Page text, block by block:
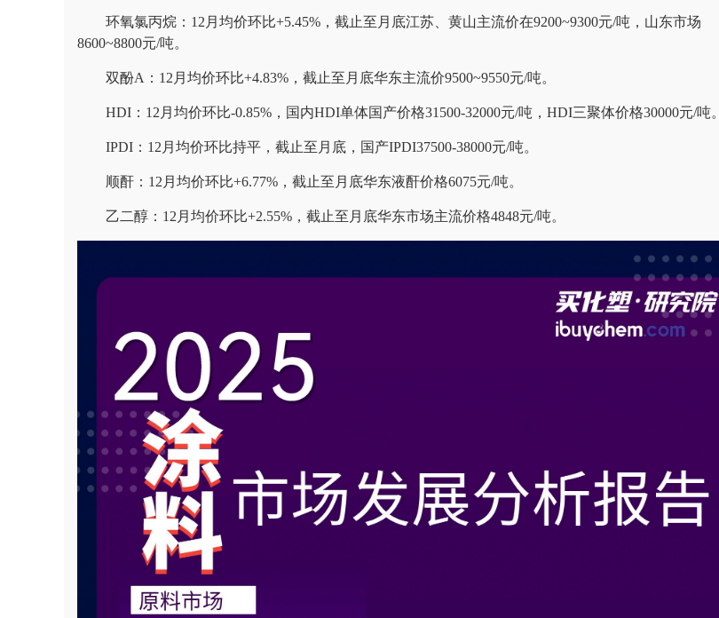
环氧氯丙烷：12月均价环比+5.45%，截止至月底江苏、黄山主流价在9200~9300元/吨，山东市场
8600~8800元/吨。
双酚A：12月均价环比+4.83%，截止至月底华东主流价9500~9550元/吨。
HDI：12月均价环比-0.85%，国内HDI单体国产价格31500-32000元/吨，HDI三聚体价格30000元/吨。
IPDI：12月均价环比持平，截止至月底，国产IPDI37500-38000元/吨。
顺酐：12月均价环比+6.77%，截止至月底华东液酐价格6075元/吨。
乙二醇：12月均价环比+2.55%，截止至月底华东市场主流价格4848元/吨。